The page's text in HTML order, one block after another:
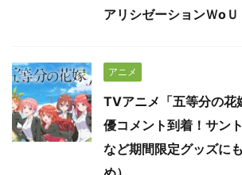
アリシゼーションＷoＵ
アニメ
TVアニメ「五等分の
優コメント到着！サン
など期間限定グッズに